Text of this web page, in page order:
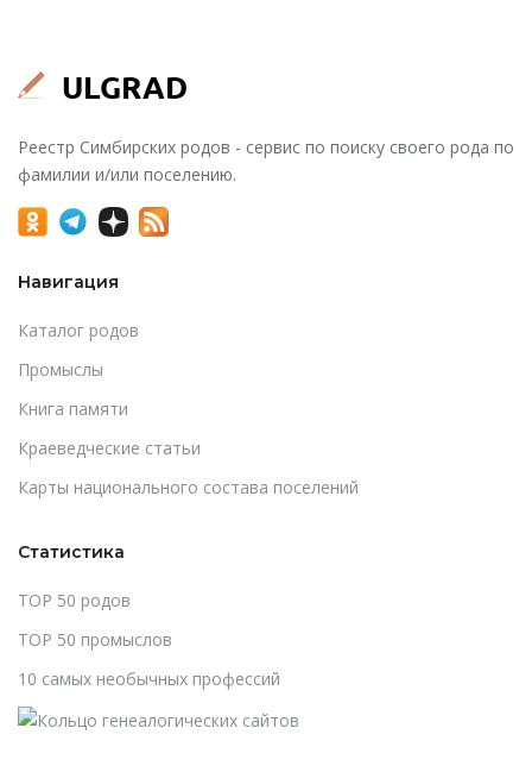
Реестр Симбирских родов - сервис по поиску своего рода по
фамилии и/или поселению.
Навигация
Каталог родов
Промыслы
Книга памяти
Краеведческие статьи
Карты национального состава поселений
Статистика
TOP 50 родов
TOP 50 промыслов
10 самых необычных профессий